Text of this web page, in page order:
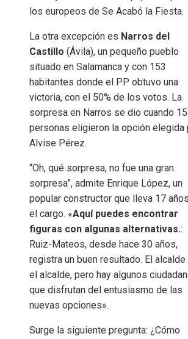
los europeos de Se Acabó la Fiesta.
La otra excepción es Narros del
Castillo (Ávila), un pequeño pueblo
situado en Salamanca y con 153
habitantes donde el PP obtuvo una
victoria, con el 50% de los votos. La
sorpresa en Narros se dio cuando 15
personas eligieron la opción elegida
Alvise Pérez.
“Oh, qué sorpresa, no fue una gran
sorpresa”, admite Enrique López, un
popular constructor que lleva 17
el cargo. «Aquí puedes encontrar
figuras con algunas alternativas.:
Ruiz-Mateos, desde hace 30 años,
registra un buen resultado. El alcalde
el alcalde, pero hay algunos
que disfrutan del entusiasmo de las
nuevas opciones».
Surge la siguiente pregunta: ¿Cómo